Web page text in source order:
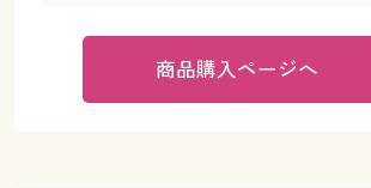
商品購入ページへ